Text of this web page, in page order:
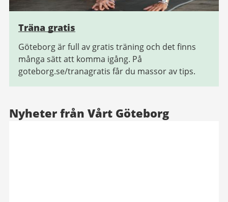
Träna gratis
Göteborg är full av gratis träning och det finns
många sätt att komma igång. På
goteborg.se/tranagratis får du massor av tips.
Nyheter från Vårt Göteborg